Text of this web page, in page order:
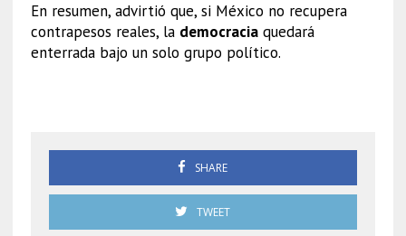
En resumen, advirtió que, si México no recupera
contrapesos reales, la democraciaquedará
enterrada bajo un solo grupo político.
SHARE
TWEET